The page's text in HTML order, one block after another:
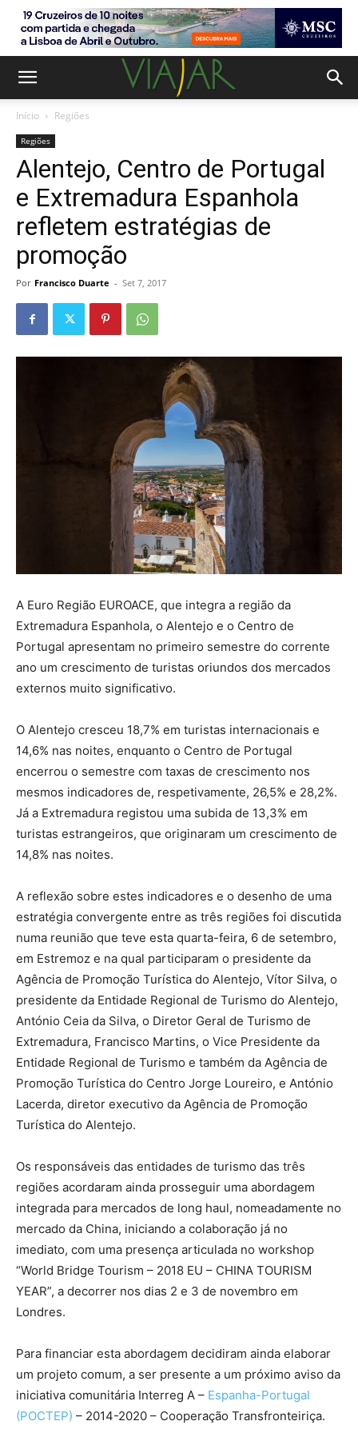
Início Regiões
Regiões
Alentejo, Centro de Portugal
e Extremadura Espanhola
refletem estratégias de
promoção
Por Francisco Duarte - Set 7, 2017
A Euro Região EUROACE, que integra a região da
Extremadura Espanhola, o Alentejo e o Centro de
Portugal apresentam no primeiro semestre do corrente
ano um crescimento de turistas oriundos dos mercados
externos muito significativo.
O Alentejo cresceu 18,7% em turistas internacionais e
14,6% nas noites, enquanto o Centro de Portugal
encerrou o semestre com taxas de crescimento nos
mesmos indicadores de, respetivamente, 26,5% e 28,2%.
Já a Extremadura registou uma subida de 13,3% em
turistas estrangeiros, que originaram um crescimento de
14,8% nas noites.
A reflexão sobre estes indicadores e o desenho de uma
estratégia convergente entre as três regiões foi discutida
numa reunião que teve esta quarta-feira, 6 de setembro,
em Estremoz e na qual participaram o presidente da
Agência de Promoção Turística do Alentejo, Vítor Silva, o
presidente da Entidade Regional de Turismo do Alentejo,
António Ceia da Silva, o Diretor Geral de Turismo de
Extremadura, Francisco Martins, o Vice Presidente da
Entidade Regional de Turismo e também da Agência de
Promoção Turística do Centro Jorge Loureiro, e António
Lacerda, diretor executivo da Agência de Promoção
Turística do Alentejo.
Os responsáveis das entidades de turismo das três
regiões acordaram ainda prosseguir uma abordagem
integrada para mercados de long haul, nomeadamente no
mercado da China, iniciando a colaboração já no
imediato, com uma presença articulada no workshop
“World Bridge Tourism – 2018 EU – CHINA TOURISM
YEAR”, a decorrer nos dias 2 e 3 de novembro em
Londres.
Para financiar esta abordagem decidiram ainda elaborar
um projeto comum, a ser presente a um próximo aviso da
iniciativa comunitária Interreg A – Espanha-Portugal
(POCTEP) – 2014-2020 – Cooperação Transfronteiriça.